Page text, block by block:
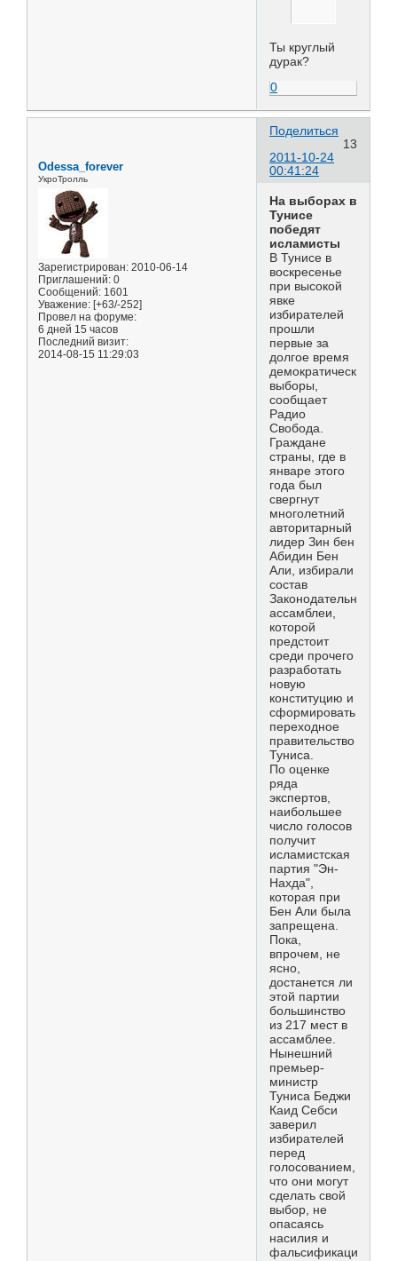
Ты круглый
дурак?
0
Поделиться
13
2011-10-24
00:41:24
Odessa_forever
УкроТролль
Зарегистрирован: 2010-06-14
Приглашений: 0
Сообщений: 1601
Уважение: [+63/-252]
Провел на форуме:
6 дней 15 часов
Последний визит:
2014-08-15 11:29:03
На выборах в
Тунисе
победят
исламисты
В Тунисе в
воскресенье
при высокой
явке
избирателей
прошли
первые за
долгое время
демократические
выборы,
сообщает
Радио
Свобода.
Граждане
страны, где в
январе этого
года был
свергнут
многолетний
авторитарный
лидер Зин бен
Абидин Бен
Али, избирали
состав
Законодательной
ассамблеи,
которой
предстоит
среди прочего
разработать
новую
конституцию и
сформировать
переходное
правительство
Туниса.
По оценке
ряда
экспертов,
наибольшее
число голосов
получит
исламистская
партия "Эн-
Нахда",
которая при
Бен Али была
запрещена.
Пока,
впрочем, не
ясно,
достанется ли
этой партии
большинство
из 217 мест в
ассамблее.
Нынешний
премьер-
министр
Туниса Беджи
Каид Себси
заверил
избирателей
перед
голосованием,
что они могут
сделать свой
выбор, не
опасаясь
насилия и
фальсификаций.